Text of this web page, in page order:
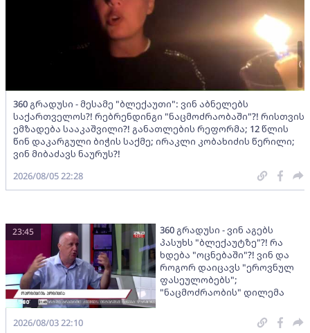
360 გრადუსი - მესამე "ბლექაუთი": ვინ აბნელებს
საქართველოს?! რებრენდინგი "ნაცმოძრაობაში"?! რისთვის
ემზადება სააკაშვილი?! განათლების რეფორმა; 12 წლის
წინ დაკარგული ბიჭის საქმე; ირაკლი კობახიძის წერილი;
ვინ მიბაძავს ნაურუს?!
2026/08/05 22:28
360 გრადუსი - ვინ აგებს
პასუხს "ბლექაუტზე"?! რა
ხდება "ოცნებაში"?! ვინ და
როგორ დაიცავს "ეროვნულ
ფასეულობებს";
"ნაცმოძრაობის" დილემა
23:45
2026/08/03 22:10